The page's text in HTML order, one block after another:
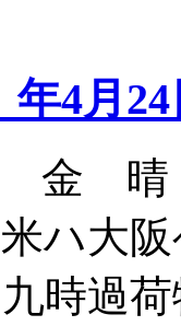
年4月
金 晴
ハ大
時過